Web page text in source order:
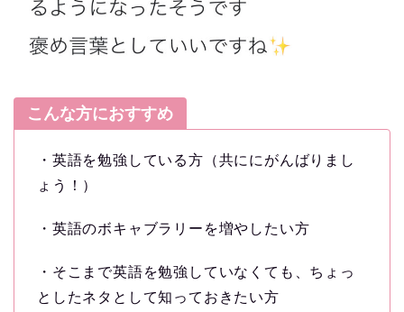
こんな方におすすめ
・英語を勉強している方（共ににがんばりまし
ょう！）
・英語のボキャブラリーを増やしたい方
・そこまで英語を勉強していなくても、ちょっ
としたネタとして知っておきたい方